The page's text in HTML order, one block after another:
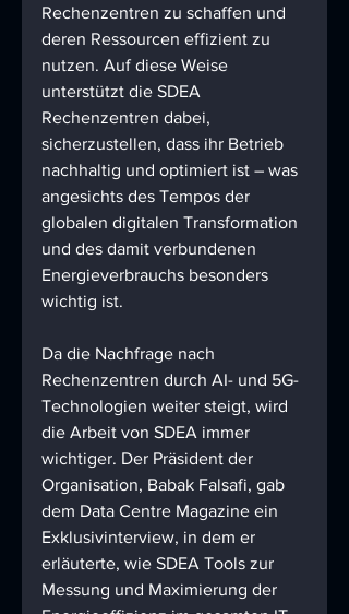
Rechenzentren zu schaffen und
deren Ressourcen effizient zu
nutzen. Auf diese Weise
unterstützt die SDEA
Rechenzentren dabei,
sicherzustellen, dass ihr Betrieb
nachhaltig und optimiert ist – was
angesichts des Tempos der
globalen digitalen Transformation
und des damit verbundenen
Energieverbrauchs besonders
wichtig ist.
Da die Nachfrage nach
Rechenzentren durch AI- und 5G-
Technologien weiter steigt, wird
die Arbeit von SDEA immer
wichtiger. Der Präsident der
Organisation, Babak Falsafi, gab
dem Data Centre Magazine ein
Exklusivinterview, in dem er
erläuterte, wie SDEA Tools zur
Messung und Maximierung der